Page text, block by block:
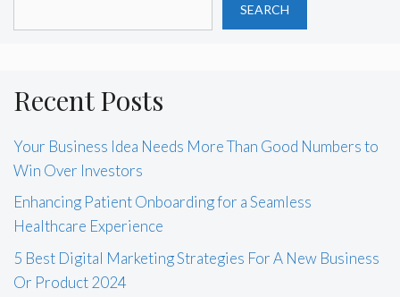
SEARCH
Recent Posts
Your Business Idea Needs More Than Good Numbers to
Win Over Investors
Enhancing Patient Onboarding for a Seamless
Healthcare Experience
5 Best Digital Marketing Strategies For A New Business
Or Product 2024